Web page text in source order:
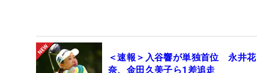
＜速報＞入谷響が単独首位 永井花
奈、金田久美子ら1差追走